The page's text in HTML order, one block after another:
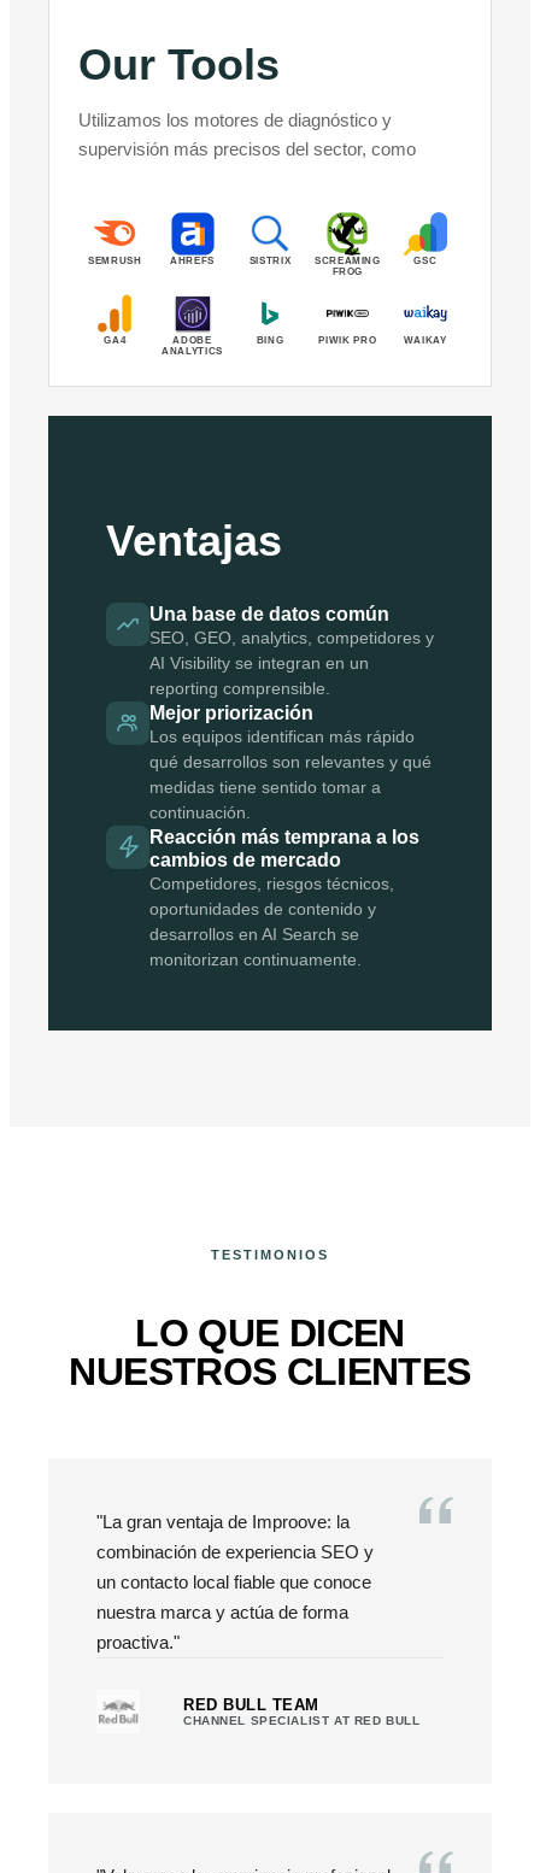
Our Tools
Utilizamos los motores de diagnóstico y
supervisión más precisos del sector, como
SEMRUSH AHREFS SISTRIX
SCREAMING
FROG
GSC
GA4
ADOBE
ANALYTICS
BING PIWIK PRO WAIKAY
Ventajas
Una base de datos común
SEO, GEO, analytics, competidores y
AI Visibility se integran en un
reporting comprensible.
Mejor priorización
Los equipos identifican más rápido
qué desarrollos son relevantes y qué
medidas tiene sentido tomar a
continuación.
Reacción más temprana a los
cambios de mercado
Competidores, riesgos técnicos,
oportunidades de contenido y
desarrollos en AI Search se
monitorizan continuamente.
TESTIMONIOS
LO QUE DICEN
NUESTROS CLIENTES
"La gran ventaja de Improove: la
combinación de experiencia SEO y
un contacto local fiable que conoce
nuestra marca y actúa de forma
proactiva."
RED BULL TEAM
CHANNEL SPECIALIST AT RED BULL